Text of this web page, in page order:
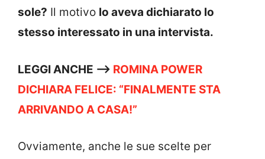
sole? Il motivo lo aveva dichiarato lo
stesso interessato in una intervista.
LEGGI ANCHE —-> ROMINA POWER
DICHIARA FELICE: “FINALMENTE STA
ARRIVANDO A CASA!”
Ovviamente, anche le sue scelte per